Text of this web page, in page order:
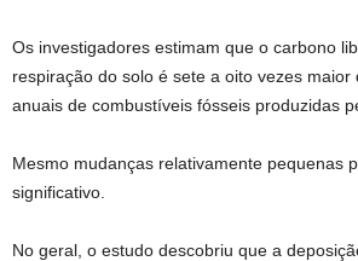
Os investigadores estimam que o carbono
respiração do solo é sete a oito vezes maior
anuais de combustíveis fósseis produzidas
Mesmo mudanças relativamente pequenas
significativo.
No geral, o estudo descobriu que a